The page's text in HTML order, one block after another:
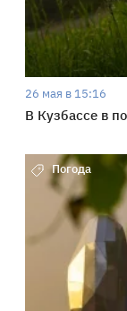
26 мая в 15:16
В Кузбассе в
Погода